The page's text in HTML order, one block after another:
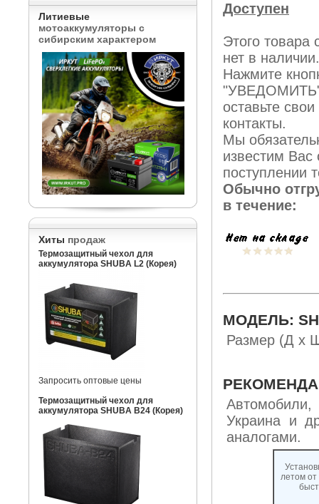
Литиевые
мотоаккумуляторы с
сибирским характером
Хиты продаж
Термозащитный чехол для
аккумулятора SHUBA L2 (Корея)
Запросить оптовые цены
Термозащитный чехол для
аккумулятора SHUBA B24 (Корея)
Доступен
Этого товара
нет в наличии.
Нажмите
оставьте свои
контакты.
Мы
известим Вас
поступлении
Обычно
в течение:
МОДЕЛЬ:
Размер (Д х
Украина и
аналогами.
летом от